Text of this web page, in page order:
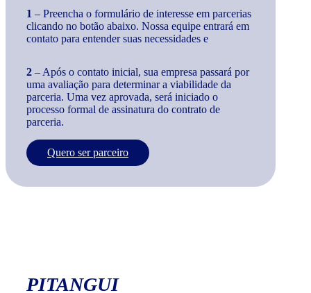
1 – Preencha o formulário de interesse em parcerias
clicando no botão abaixo. Nossa equipe entrará em
contato para entender suas necessidades e
2 – Após o contato inicial, sua empresa passará por
uma avaliação para determinar a viabilidade da
parceria. Uma vez aprovada, será iniciado o
processo formal de assinatura do contrato de
parceria.
Quero ser parceiro
PITANGUI